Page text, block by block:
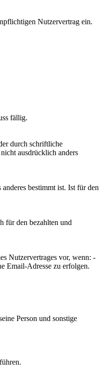
Nutzervertrag ein.
fällig.
durch schriftliche
ausdrücklich anders
bestimmt ist. Ist für den
für den bezahlten und
Nutzervertrages vor, wenn: -
Email-Adresse zu erfolgen.
Person und sonstige